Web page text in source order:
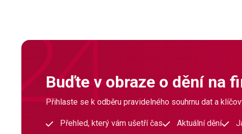
Buďte v obraze o dění na
Přihlaste se k odběru pravidelného souhrnu dat a
Přehled, který vám ušetří čas Aktuální dění